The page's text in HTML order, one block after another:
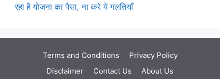
रहा है योजना का पैसा, ना करे ये गलतियाँ
Terms and Conditions
Privacy Policy
Disclaimer
Contact Us About Us